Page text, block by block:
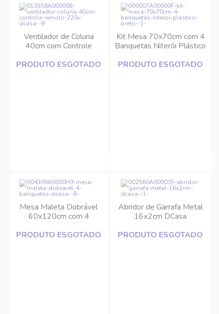
Ventilador de Coluna
40cm com Controle
PRODUTO ESGOTADO
Kit Mesa 70x70cm com 4
Banquetas Niterói Plástico
PRODUTO ESGOTADO
Mesa Maleta Dobrável
60x120cm com 4
PRODUTO ESGOTADO
Abridor de Garrafa Metal
16x2cm DCasa
PRODUTO ESGOTADO